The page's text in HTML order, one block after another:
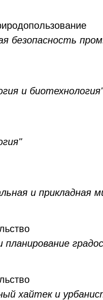
безопасность
и
и прикладная
планирование
хайтек и